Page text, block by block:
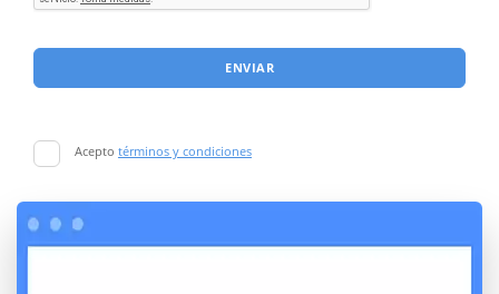
ENVIAR
Acepto términos y condiciones